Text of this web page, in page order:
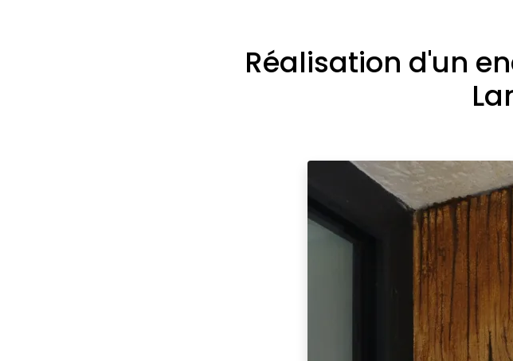
Réalisation d'un